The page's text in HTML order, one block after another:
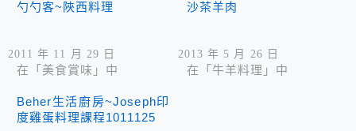
勺勺客~陜西料理
2011 年 11 月 29 日
在「美食賞味」中
沙茶羊肉
2013 年 5 月 26 日
在「牛羊料理」中
Beher生活廚房~Joseph印
度雞蛋料理課程1011125